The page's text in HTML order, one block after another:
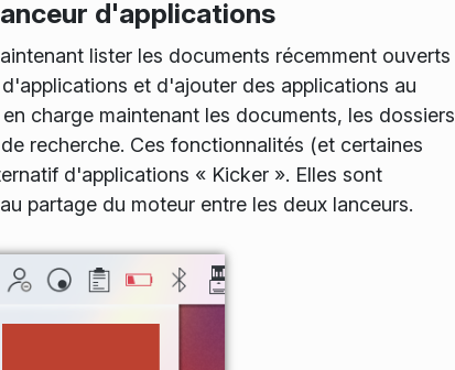
d'applications
lister les documents récemment ouverts
et d'ajouter des applications au
charge maintenant les documents, les dossiers
recherche. Ces fonctionnalités (et certaines
d'applications « Kicker ». Elles sont
partage du moteur entre les deux lanceurs.